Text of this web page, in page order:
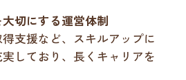
切にする運営体制
支援など、スキルアップに
しており、長くキャリアを